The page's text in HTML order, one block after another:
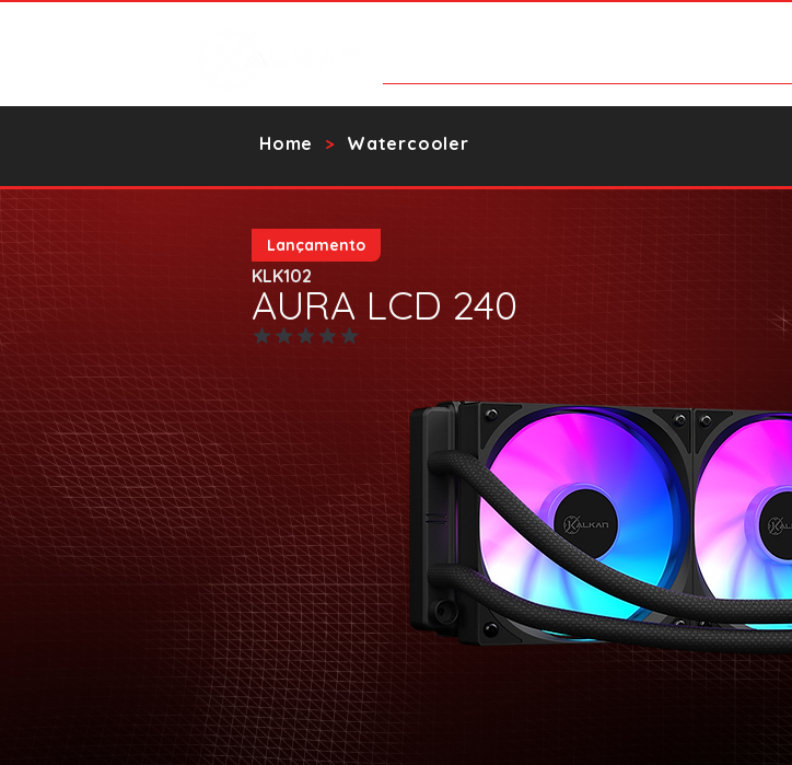
>
Home Watercooler
AURA LCD 240
No ratings yet
KLK102
Lançamento